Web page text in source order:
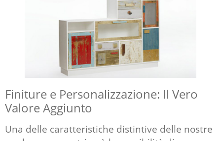
Finiture e Personalizzazione: Il Vero
Valore Aggiunto
Una delle caratteristiche distintive delle nostre